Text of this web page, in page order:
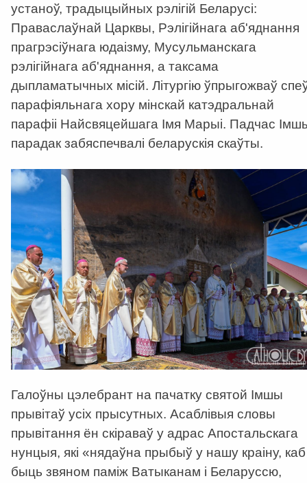
устаноў, традыцыйных рэлігій Беларусі:
Праваслаўнай Царквы, Рэлігійнага аб'яднання
прагрэсіўнага юдаізму, Мусульманскага
рэлігійнага аб'яднання, а таксама
дыпламатычных місій. Літургію ўпрыгожваў
парафіяльнага хору мінскай катэдральнай
парафіі Найсвяцейшага Імя Марыі. Падчас
парадак забяспечвалі беларускія скаўты.
Галоўны цэлебрант на пачатку святой Імшы
прывітаў усіх прысутных. Асаблівыя словы
прывітання ён скіраваў у адрас Апостальскага
нунцыя, які «нядаўна прыбыў у нашу краіну, каб
быць звяном паміж Ватыканам і Беларуссю,